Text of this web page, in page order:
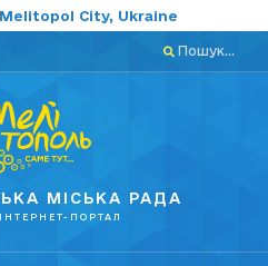
City, Ukraine
Пошук...
МІСЬКА РАДА
ПОРТАЛ